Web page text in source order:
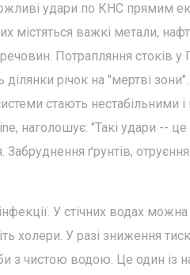
удари по КНС прямим
містяться важкі метали,
Потрапляння стоків
річок на "мертві
стають
наголошує: "Такі удари --
Забруднення ґрунтів,
У стічних водах можна
холери. У разі зниження
з чистою водою. Це один із